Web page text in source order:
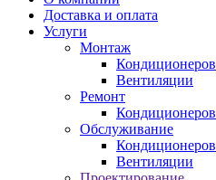
Доставка и оплата
Услуги
Монтаж
Кондиционеров
Вентиляции
Ремонт
Кондиционеров
Обслуживание
Кондиционеров
Вентиляции